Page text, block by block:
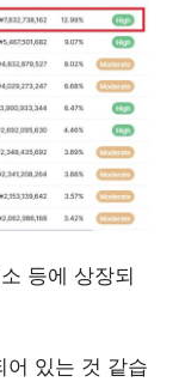
등에 상장되
어 있는 것 같습